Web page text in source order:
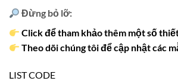
Đừng bỏ lỡ:
Click để tham khảo thêm một số
Theo dõi chúng tôi để cập nhật các
LIST CODE